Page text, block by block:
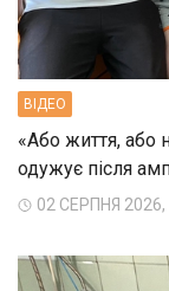
ВIДЕО
«Або життя, або
одужує після
02 СЕРПНЯ 2026,